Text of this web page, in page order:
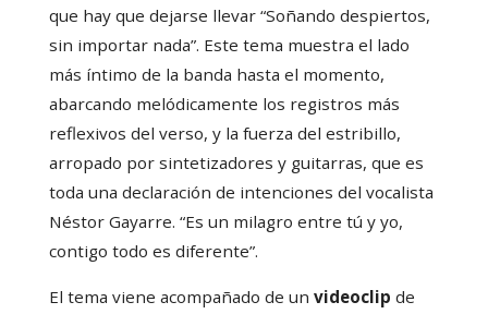
que hay que dejarse llevar “Soñando despiertos,
sin importar nada”. Este tema muestra el lado
más íntimo de la banda hasta el momento,
abarcando melódicamente los registros más
reflexivos del verso, y la fuerza del estribillo,
arropado por sintetizadores y guitarras, que es
toda una declaración de intenciones del vocalista
Néstor Gayarre. “Es un milagro entre tú y yo,
contigo todo es diferente”.
El tema viene acompañado de un videoclip de